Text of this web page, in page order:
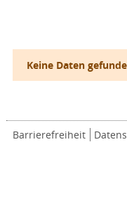
Keine Daten
Barrierefreiheit